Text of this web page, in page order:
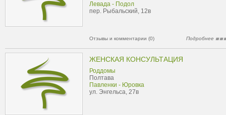
Левада - Подол
пер. Рыбальский, 12в
Отзывы и комментарии (0) Подробнее
ЖЕНСКАЯ КОНСУЛЬТАЦИЯ
Роддомы
Полтава
Павленки - Юровка
ул. Энгельса, 27в